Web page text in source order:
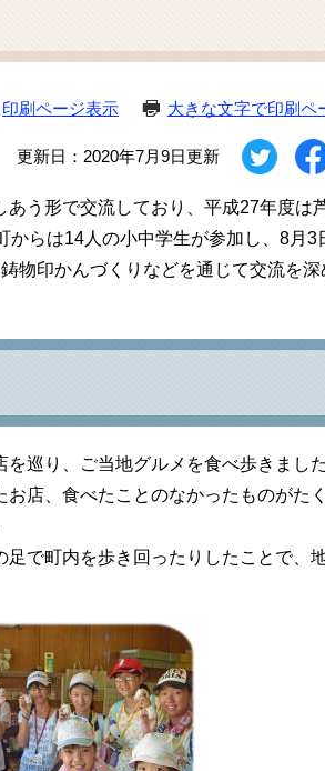
印刷ページ表示 大きな文字で印刷ペ
更新日：2020年7月9日更新
う形で交流しており、平成27年度は
らは14人の小中学生が参加し、8月3
物印かんづくりなどを通じて交流を深
巡り、ご当地グルメを食べ歩きました
店、食べたことのなかったものがた
で町内を歩き回ったりしたことで、